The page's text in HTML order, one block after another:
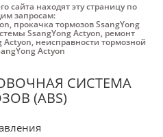
сайта находят эту страницу по
запросам:
, прокачка тормозов SsangYong
SsangYong Actyon, ремонт
Actyon, неисправности тормозной
Actyon
СИСТЕМА
(ABS)